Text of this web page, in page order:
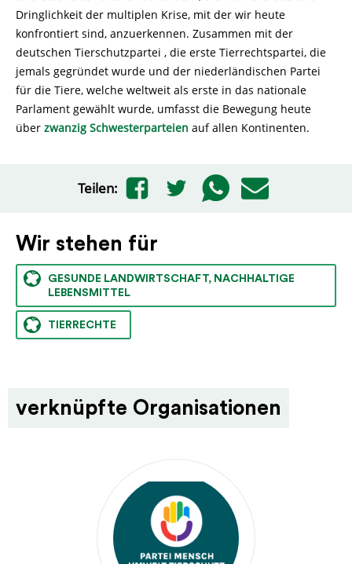
Dringlichkeit der multiplen Krise, mit der wir heute
konfrontiert sind, anzuerkennen. Zusammen mit der
deutschen Tierschutzpartei , die erste Tierrechtspartei, die
jemals gegründet wurde und der niederländischen Partei
für die Tiere, welche weltweit als erste in das nationale
Parlament gewählt wurde, umfasst die Bewegung heute
über zwanzig Schwesterparteien auf allen Kontinenten.
Teilen:
Wir stehen für
GESUNDE LANDWIRTSCHAFT, NACHHALTIGE
LEBENSMITTEL
TIERRECHTE
verknüpfte Organisationen